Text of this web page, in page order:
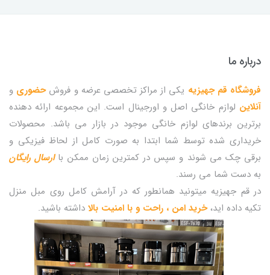
درباره ما
فروشگاه قم جهیزیه یکی از مراکز تخصصی عرضه و فروشحضوری و
آنلاین لوازم خانگی اصل و اورجینال است. این مجموعه ارائه دهنده
برترین برندهای لوازم خانگی موجود در بازار می باشد. محصولات
خریداری شده توسط شما ابتدا به صورت کامل از لحاظ فیزیکی و
برقی چک می شوند و سپس در کمترین زمان ممکن با ارسال رایگان
به دست شما می رسند.
در قم جهیزیه میتونید همانطور که در آرامش کامل روی مبل منزل
تکیه داده اید،خرید امن ، راحت و با امنیت بالا داشته باشید.